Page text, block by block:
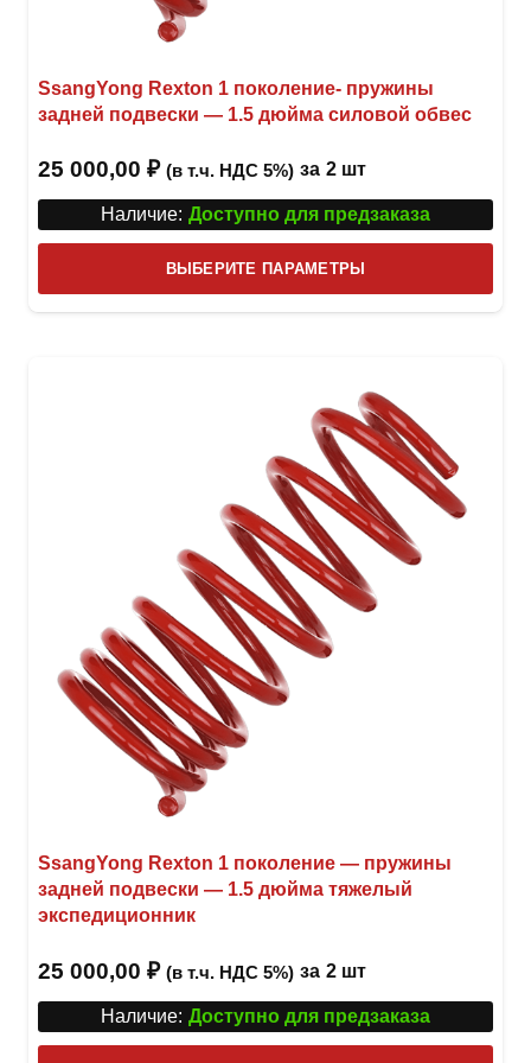
SsangYong Rexton 1 поколение- пружины
задней подвески — 1.5 дюйма силовой обвес
25 000,00 ₽ (в т.ч. НДС 5%) за 2 шт
Наличие: Доступно для предзаказа
ВЫБЕРИТЕ ПАРАМЕТРЫ
товар
SsangYong Rexton 1 поколение — пружины
задней подвески — 1.5 дюйма тяжелый
экспедиционник
25 000,00 ₽ (в т.ч. НДС 5%) за 2 шт
Наличие: Доступно для предзаказа